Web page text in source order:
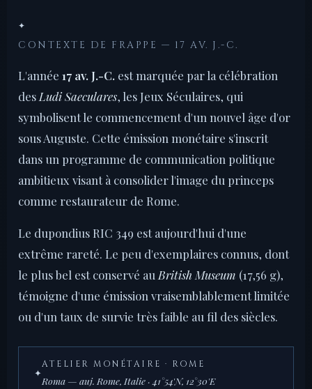
✦
CONTEXTE DE FRAPPE — 17 AV. J.-C.
L'année 17 av. J.-C. est marquée par la célébration
des Ludi Saeculares, les Jeux Séculaires, qui
symbolisent le commencement d'un nouvel âge d'or
sous Auguste. Cette émission monétaire s'inscrit
dans un programme de communication politique
ambitieux visant à consolider l'image du princeps
comme restaurateur de Rome.
Le dupondius RIC 349 est aujourd'hui d'une
extrême rareté. Le peu d'exemplaires connus, dont
le plus bel est conservé au British Museum (17,56 g),
témoigne d'une émission vraisemblablement limitée
ou d'un taux de survie très faible au fil des siècles.
✦
ATELIER MONÉTAIRE · ROME
Roma — auj. Rome, Italie · 41°54'N, 12°30'E